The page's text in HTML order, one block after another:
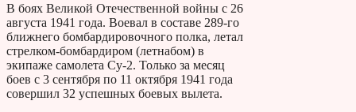
В боях Великой Отечественной войны с 26
августа 1941 года. Воевал в составе 289-го
ближнего бомбардировочного полка, летал
стрелком-бомбардиром (летнабом) в
экипаже самолета Су-2. Только за месяц
боев с 3 сентября по 11 октября 1941 года
совершил 32 успешных боевых вылета.